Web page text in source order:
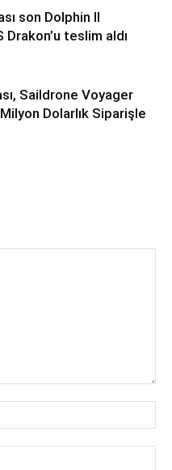
son Dolphin II
Drakon’u teslim aldı
Saildrone Voyager
Dolarlık Siparişle